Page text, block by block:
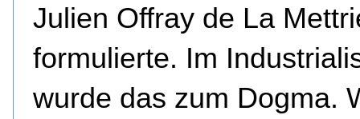
Julien Offray de La
formulierte. Im
wurde das zum Dogma.